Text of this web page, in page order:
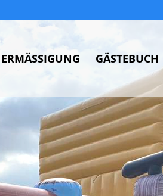
ERMÄSSIGUNG GÄSTEBUCH